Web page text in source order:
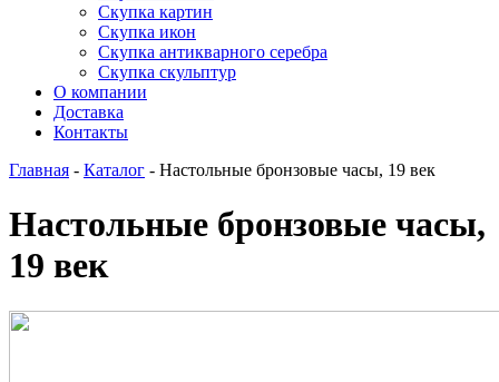
Скупка картин
Скупка икон
Скупка антикварного серебра
Скупка скульптур
О компании
Доставка
Контакты
Главная - Каталог - Настольные бронзовые часы, 19 век
Настольные бронзовые часы,
19 век